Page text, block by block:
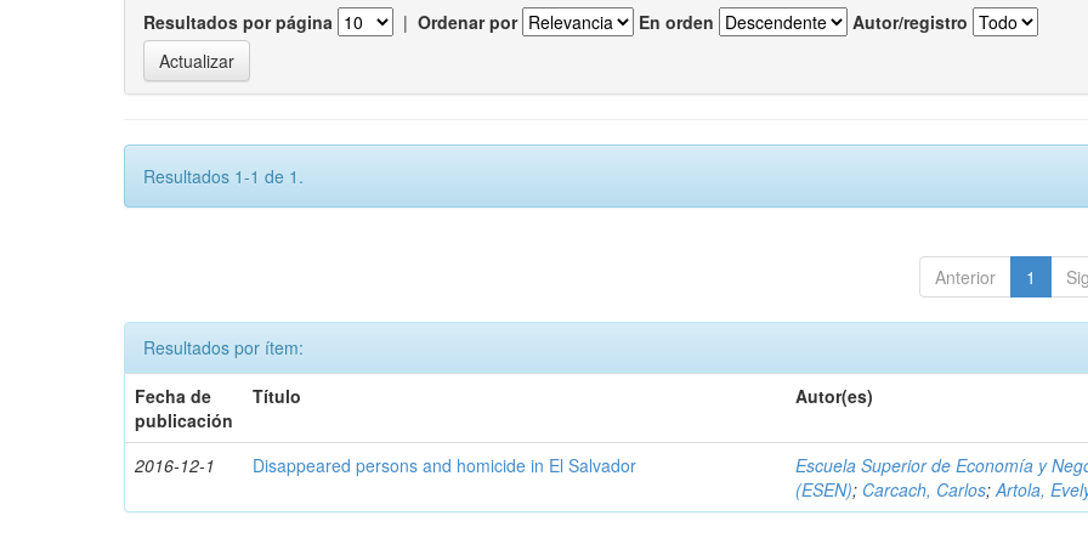
Resultados por página | Ordenar por En orden Autor/registro
Resultados 1-1 de 1.
Anterior 1
Resultados por ítem:
Fecha de
publicación
Título Autor(es)
2016-12-1 Disappeared persons and homicide in El Salvador
Escuela Superior de Economía y
(ESEN); Carcach, Carlos;Artola,